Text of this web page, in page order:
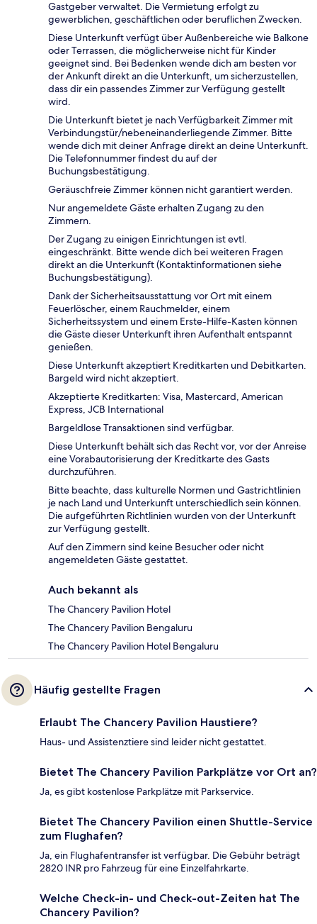
Gastgeber verwaltet. Die Vermietung erfolgt zu
gewerblichen, geschäftlichen oder beruflichen Zwecken.
Diese Unterkunft verfügt über Außenbereiche wie Balkone
oder Terrassen, die möglicherweise nicht für Kinder
geeignet sind. Bei Bedenken wende dich am besten vor
der Ankunft direkt an die Unterkunft, um sicherzustellen,
dass dir ein passendes Zimmer zur Verfügung gestellt
wird.
Die Unterkunft bietet je nach Verfügbarkeit Zimmer mit
Verbindungstür/nebeneinanderliegende Zimmer. Bitte
wende dich mit deiner Anfrage direkt an deine Unterkunft.
Die Telefonnummer findest du auf der
Buchungsbestätigung.
Geräuschfreie Zimmer können nicht garantiert werden.
Nur angemeldete Gäste erhalten Zugang zu den
Zimmern.
Der Zugang zu einigen Einrichtungen ist evtl.
eingeschränkt. Bitte wende dich bei weiteren Fragen
direkt an die Unterkunft (Kontaktinformationen siehe
Buchungsbestätigung).
Dank der Sicherheitsausstattung vor Ort mit einem
Feuerlöscher, einem Rauchmelder, einem
Sicherheitssystem und einem Erste-Hilfe-Kasten können
die Gäste dieser Unterkunft ihren Aufenthalt entspannt
genießen.
Diese Unterkunft akzeptiert Kreditkarten und Debitkarten.
Bargeld wird nicht akzeptiert.
Akzeptierte Kreditkarten: Visa, Mastercard, American
Express, JCB International
Bargeldlose Transaktionen sind verfügbar.
Diese Unterkunft behält sich das Recht vor, vor der Anreise
eine Vorabautorisierung der Kreditkarte des Gasts
durchzuführen.
Bitte beachte, dass kulturelle Normen und Gastrichtlinien
je nach Land und Unterkunft unterschiedlich sein können.
Die aufgeführten Richtlinien wurden von der Unterkunft
zur Verfügung gestellt.
Auf den Zimmern sind keine Besucher oder nicht
angemeldeten Gäste gestattet.
Auch bekannt als
The Chancery Pavilion Hotel
The Chancery Pavilion Bengaluru
The Chancery Pavilion Hotel Bengaluru
Häufig gestellte Fragen
Erlaubt The Chancery Pavilion Haustiere?
Haus- und Assistenztiere sind leider nicht gestattet.
Bietet The Chancery Pavilion Parkplätze vor Ort an?
Ja, es gibt kostenlose Parkplätze mit Parkservice.
Bietet The Chancery Pavilion einen Shuttle-Service
zum Flughafen?
Ja, ein Flughafentransfer ist verfügbar. Die Gebühr beträgt
2820 INR pro Fahrzeug für eine Einzelfahrkarte.
Welche Check-in- und Check-out-Zeiten hat The
Chancery Pavilion?